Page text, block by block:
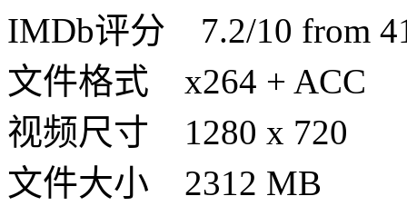
IMDb评分 7.2/10 from
文件格式 x264 + ACC
视频尺寸 1280 x 720
文件大小 2312 MB